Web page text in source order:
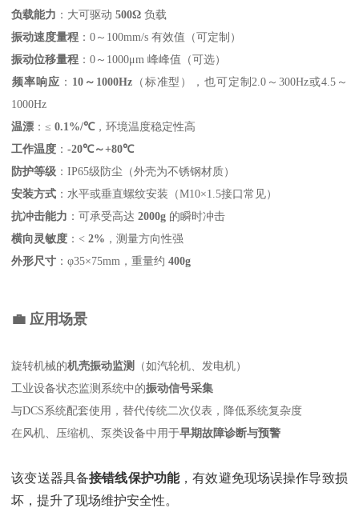
负载能力 ‌：大可驱动 ‌500Ω ‌ 负载
振动速度量程 ‌：0～100mm/s 有效值（可定制）
振动位移量程 ‌：0～1000μm 峰峰值（可选）
频率响应 ‌：‌ 10～1000Hz ‌（标准型），也可定制2.0～300Hz或4.5～
1000Hz
温漂 ‌：≤ ‌0.1%/℃‌，环境温度稳定性高
工作温度 ‌：‌-20℃～+80℃
防护等级 ‌：IP65级防尘（外壳为不锈钢材质）
安装方式 ‌：水平或垂直螺纹安装（M10×1.5接口常见）
抗冲击能力 ‌：可承受高达 ‌2000g ‌ 的瞬时冲击
横向灵敏度 ‌：< ‌2% ‌，测量方向性强
外形尺寸 ‌：φ35×75mm，重量约 ‌400g
💼 应用场景
旋转机械的‌机壳振动监测
‌（如汽轮机、发电机）
工业设备状态监测系统中的‌振动信号采集
与DCS系统配套使用，替代传统二次仪表，降低系统复杂度
在风机、压缩机、泵类设备中用于‌早期故障诊断与预警
该变送器具备‌接错线保护功能‌，有效避免现场误操作导致损
坏，提升了现场维护安全性。